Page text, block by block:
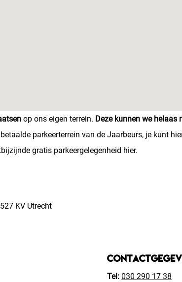
op ons eigen terrein. Deze kunnen we helaas
parkeerterrein van de Jaarbeurs, je kunt
gratis parkeergelegenheid hier.
KV Utrecht
Tel: 030 290 17 38